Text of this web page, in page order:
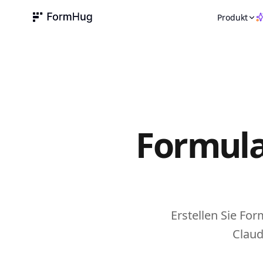
Produkt
Erstellen Sie